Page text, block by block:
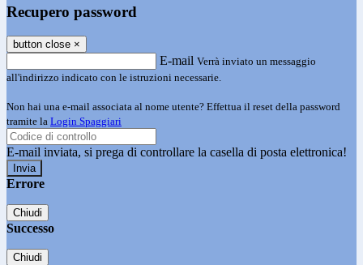
Recupero password
button close ×
E-mail Verrà inviato un messaggio
all'indirizzo indicato con le istruzioni necessarie.
Non hai una e-mail associata al nome utente? Effettua il reset della password
tramite la Login Spaggiari
E-mail inviata, si prega di controllare la casella di posta elettronica!
Errore
Chiudi
Successo
Chiudi